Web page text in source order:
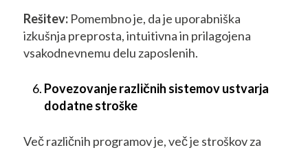
Rešitev: Pomembno je, da je uporabniška
izkušnja preprosta, intuitivna in prilagojena
vsakodnevnemu delu zaposlenih.
Povezovanje različnih sistemov ustvarja
dodatne stroške
Več različnih programov je, več je stroškov za